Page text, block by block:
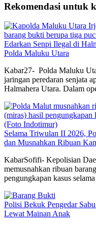
Rekomendasi untuk
Edarkan Senpi Ilegal di
Polda Maluku Utara
Kabar27- Polda Maluku
jaringan peredaran senjata
Halmahera Utara. Dalam
Selama Triwulan II 2026,
dan Musnahkan Ribuan
KabarSofifi- Kepolisian
memusnahkan ribuan
pengungkapan kasus
Polisi Bekuk Pengedar
Lewat Mainan Anak